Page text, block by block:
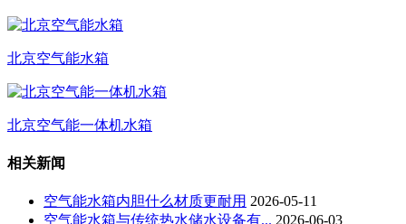
北京空气能水箱
北京空气能一体机水箱
相关新闻
空气能水箱内胆什么材质更耐用 2026-05-11
空气能水箱与传统热水储水设备有... 2026-06-03